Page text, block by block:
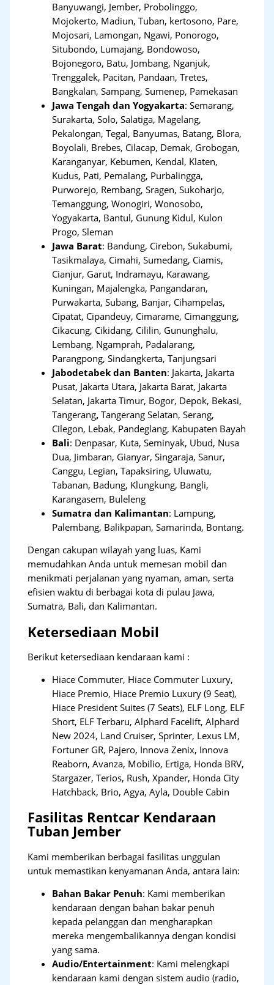
Banyuwangi, Jember, Probolinggo,
Mojokerto, Madiun, Tuban, kertosono, Pare,
Mojosari, Lamongan, Ngawi, Ponorogo,
Situbondo, Lumajang, Bondowoso,
Bojonegoro, Batu, Jombang, Nganjuk,
Trenggalek, Pacitan, Pandaan, Tretes,
Bangkalan, Sampang, Sumenep, Pamekasan
Jawa Tengah dan Yogyakarta:Semarang,
Surakarta, Solo, Salatiga, Magelang,
Pekalongan, Tegal, Banyumas, Batang, Blora,
Boyolali, Brebes, Cilacap, Demak, Grobogan,
Karanganyar, Kebumen, Kendal, Klaten,
Kudus, Pati, Pemalang, Purbalingga,
Purworejo, Rembang, Sragen, Sukoharjo,
Temanggung, Wonogiri, Wonosobo,
Yogyakarta, Bantul, Gunung Kidul, Kulon
Progo, Sleman
Jawa Barat: Bandung, Cirebon, Sukabumi,
Tasikmalaya, Cimahi, Sumedang, Ciamis,
Cianjur, Garut, Indramayu, Karawang,
Kuningan, Majalengka, Pangandaran,
Purwakarta, Subang, Banjar, Cihampelas,
Cipatat, Cipandeuy, Cimarame, Cimanggung,
Cikacung, Cikidang, Cililin, Gununghalu,
Lembang, Ngamprah, Padalarang,
Parangpong, Sindangkerta, Tanjungsari
Jabodetabek dan Banten: Jakarta, Jakarta
Pusat, Jakarta Utara, Jakarta Barat, Jakarta
Selatan, Jakarta Timur, Bogor, Depok, Bekasi,
Tangerang,Tangerang Selatan, Serang,
Cilegon, Lebak, Pandeglang, Kabupaten Bayah
Bali: Denpasar, Kuta, Seminyak, Ubud, Nusa
Dua, Jimbaran, Gianyar, Singaraja, Sanur,
Canggu, Legian, Tapaksiring, Uluwatu,
Tabanan, Badung, Klungkung, Bangli,
Karangasem, Buleleng
Sumatra dan Kalimantan: Lampung,
Palembang, Balikpapan, Samarinda, Bontang.
Dengan cakupan wilayah yang luas, Kami
memudahkan Anda untuk memesan mobil dan
menikmati perjalanan yang nyaman, aman, serta
efisien waktu di berbagai kota di pulau Jawa,
Sumatra, Bali, dan Kalimantan.
Ketersediaan Mobil
Berikut ketersediaan kendaraan kami :
Hiace Commuter, Hiace Commuter Luxury,
Hiace Premio, Hiace Premio Luxury (9 Seat),
Hiace President Suites (7 Seats), ELF Long, ELF
Short, ELF Terbaru, Alphard Facelift, Alphard
New 2024, Land Cruiser, Sprinter, Lexus LM,
Fortuner GR, Pajero, Innova Zenix, Innova
Reaborn, Avanza, Mobilio, Ertiga, Honda BRV,
Stargazer, Terios, Rush, Xpander, Honda City
Hatchback, Brio, Agya, Ayla, Double Cabin
Fasilitas Rentcar Kendaraan
Tuban Jember
Kami memberikan berbagai fasilitas unggulan
untuk memastikan kenyamanan Anda, antara lain:
Bahan Bakar Penuh: Kami memberikan
kendaraan dengan bahan bakar penuh
kepada pelanggan dan mengharapkan
mereka mengembalikannya dengan kondisi
yang sama.
Audio/Entertainment: Kami melengkapi
kendaraan kami dengan sistem audio (radio,